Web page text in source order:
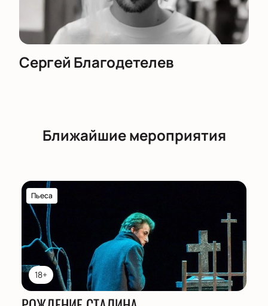
Сергей Благодетелев
Ближайшие мероприятия
18+
Пьеса